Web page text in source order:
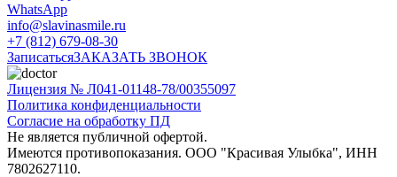
WhatsApp
info@slavinasmile.ru
+7 (812) 679-08-30
ЗаписатьсяЗАКАЗАТЬ ЗВОНОК
Лицензия № Л041-01148-78/00355097
Политика конфиденциальности
Согласие на обработку ПД
Не является публичной офертой.
Имеются противопоказания. ООО "Красивая Улыбка", ИНН
7802627110.